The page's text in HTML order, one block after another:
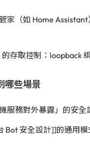
家（如 Home
的存取控制：loopback
哪些場景
服務對外暴露」的安全
Bot 安全設計]]的通用